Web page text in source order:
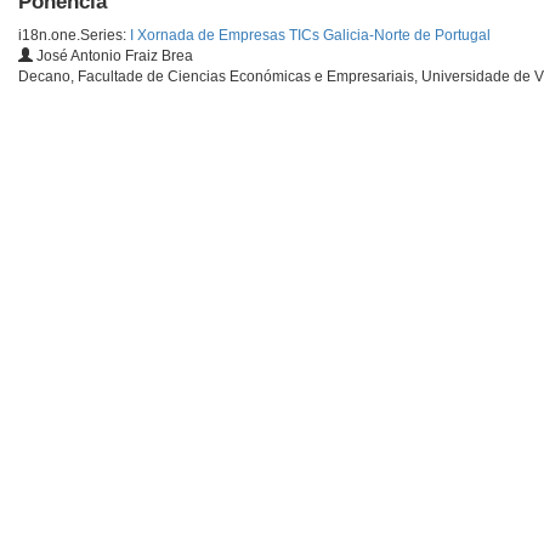
i18n.one.Series:
I Xornada de Empresas TICs Galicia-Norte de Portugal
José Antonio Fraiz Brea
Decano, Facultade de Ciencias Económicas e Empresariais, Universidade de